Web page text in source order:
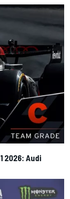
2026: Audi